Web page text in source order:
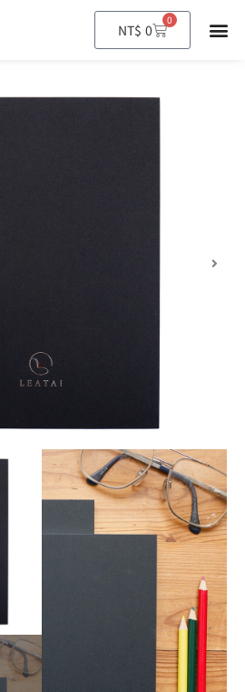
NT$ 0
0
購
物